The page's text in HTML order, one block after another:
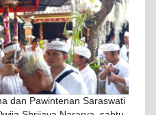
dan Pawintenan Saraswati